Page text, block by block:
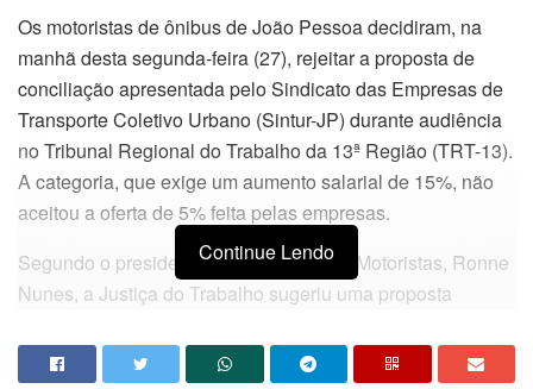
Os motoristas de ônibus de João Pessoa decidiram, na
manhã desta segunda-feira (27), rejeitar a proposta de
conciliação apresentada pelo Sindicato das Empresas de
Transporte Coletivo Urbano (Sintur-JP) durante audiência
no Tribunal Regional do Trabalho da 13ª Região (TRT-13).
A categoria, que exige um aumento salarial de 15%, não
aceitou a oferta de 5% feita pelas empresas.
Segundo o presidente do Sindicato dos Motoristas, Ronne
Nunes, a Justiça do Trabalho sugeriu uma proposta
alimentação de R$ 570 e um adicional de R$ 150 para
Continue Lendo